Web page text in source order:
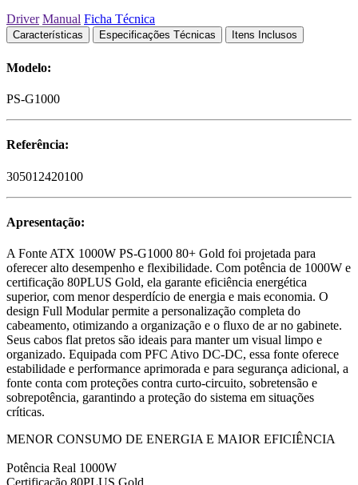
Driver Manual Ficha Técnica
Características Especificações Técnicas Itens Inclusos
Modelo:
PS-G1000
Referência:
305012420100
Apresentação:
A Fonte ATX 1000W PS-G1000 80+ Gold foi projetada para
oferecer alto desempenho e flexibilidade. Com potência de 1000W e
certificação 80PLUS Gold, ela garante eficiência energética
superior, com menor desperdício de energia e mais economia. O
design Full Modular permite a personalização completa do
cabeamento, otimizando a organização e o fluxo de ar no gabinete.
Seus cabos flat pretos são ideais para manter um visual limpo e
organizado. Equipada com PFC Ativo DC-DC, essa fonte oferece
estabilidade e performance aprimorada e para segurança adicional, a
fonte conta com proteções contra curto-circuito, sobretensão e
sobrepotência, garantindo a proteção do sistema em situações
críticas.
MENOR CONSUMO DE ENERGIA E MAIOR EFICIÊNCIA
Potência Real 1000W
Certificação 80PLUS Gold